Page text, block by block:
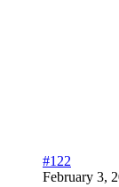
#122
February 3,